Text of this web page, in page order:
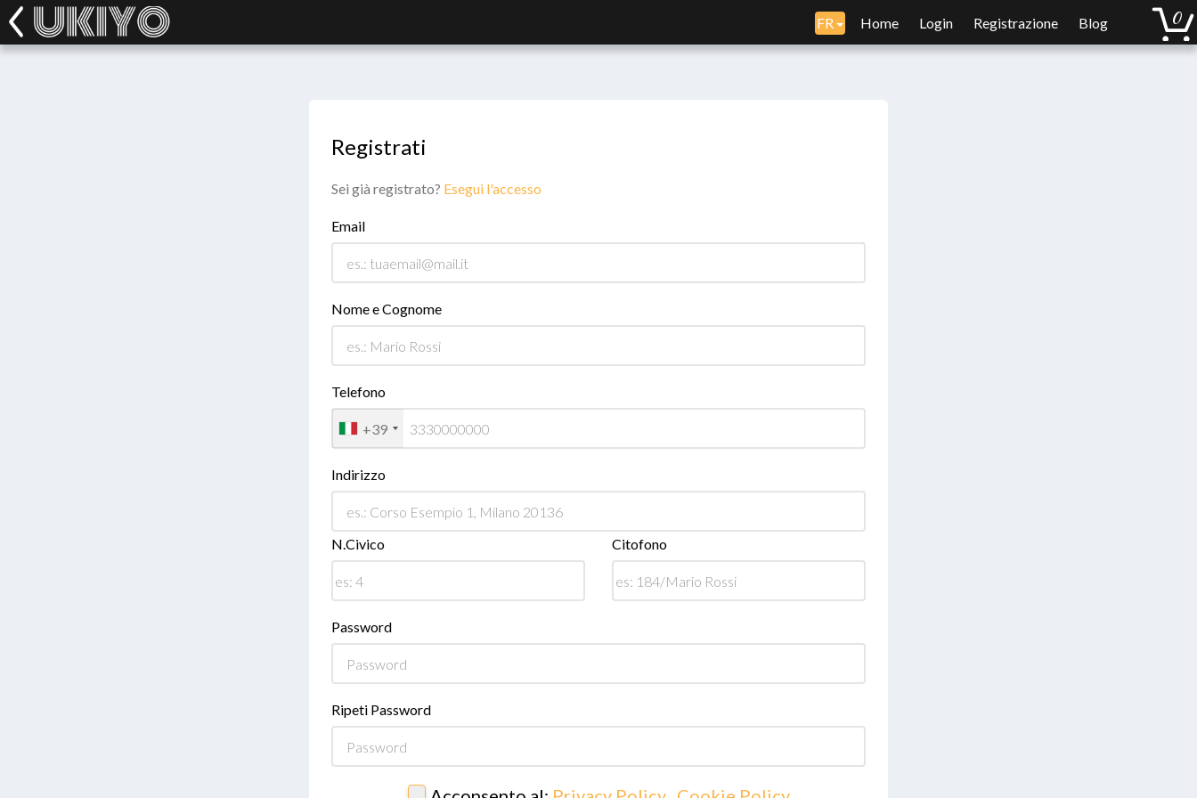
FR Home Login Registrazione Blog
Registrati
Sei già registrato? Esegui l'accesso
Email
Nome e Cognome
Telefono
+39
Indirizzo
N.Civico Citofono
Password
Ripeti Password